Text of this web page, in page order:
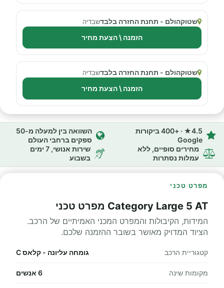
שטוקהולם - תחנת החזרה בלבדשבדיה
הזמנה \ הצעת מחיר
שטוקהולם - תחנת החזרה בלבדשבדיה
הזמנה \ הצעת מחיר
4.5★ · +400 ביקורות
Google
השוואה בין למעלה מ-50
ספקים ברחבי העולם
מחירים סופיים, ללא
עמלות נסתרות
שירות אנושי, 7 ימים
בשבוע
מפרט טכני
Category Large 5 AT מפרט טכני
המידות, הקיבולות והמפרט המכני האמיתיים של הרכב.
הציוד המדויק מאושר בשובר ההזמנה שלכם.
קטגוריית הרכב גומחה עליונה - קלאס C
מקומות שינה 6 אנשים